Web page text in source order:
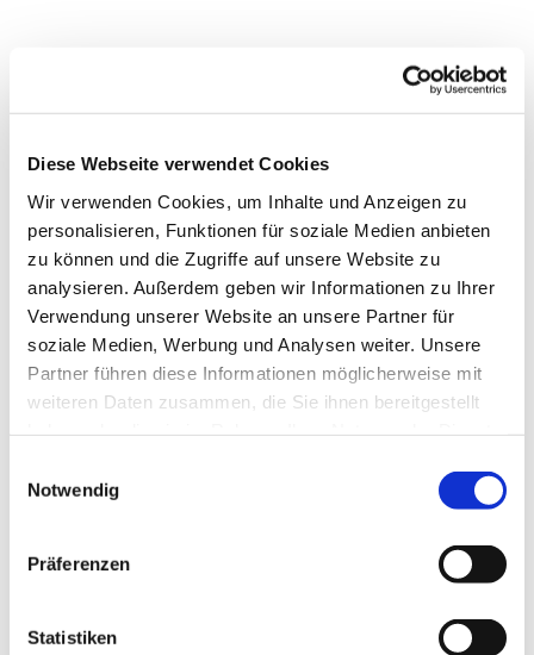
Diese Webseite verwendet Cookies
Wir verwenden Cookies, um Inhalte und Anzeigen zu
personalisieren, Funktionen für soziale Medien anbieten
zu können und die Zugriffe auf unsere Website zu
analysieren. Außerdem geben wir Informationen zu Ihrer
Verwendung unserer Website an unsere Partner für
soziale Medien, Werbung und Analysen weiter. Unsere
Partner führen diese Informationen möglicherweise mit
weiteren Daten zusammen, die Sie ihnen bereitgestellt
Notwendig
Präferenzen
Statistiken
Dies könnte Sie auch
interessieren